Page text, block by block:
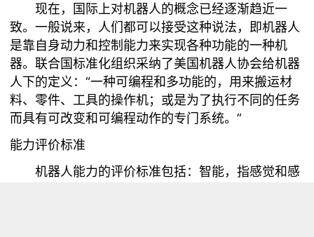
现在，国际上对机器人的概念已经逐渐趋近一
致。一般说来，人们都可以接受这种说法，即机器人
是靠自身动力和控制能力来实现各种功能的一种机
器。联合国标准化组织采纳了美国机器人协会给机器
人下的定义：“一种可编程和多功能的，用来搬运材
料、零件、工具的操作机；或是为了执行不同的任务
而具有可改变和可编程动作的专门系统。”
能力评价标准
机器人能力的评价标准包括：智能，指感觉和感